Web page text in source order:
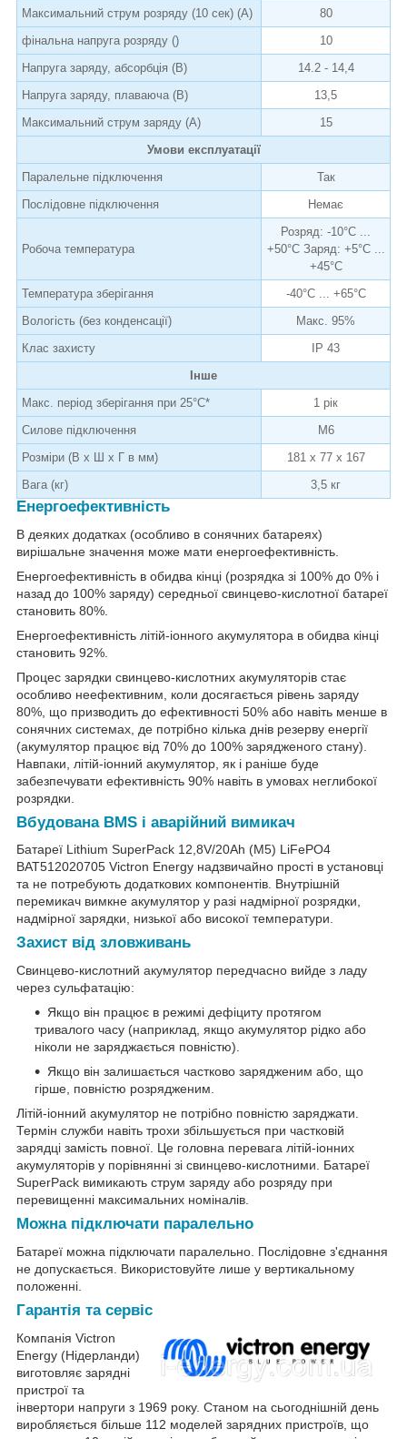
Максимальний струм розряду (10 сек) (А)
80
фінальна напруга розряду ()
10
Напруга заряду, абсорбція (В)
14.2 - 14,4
Напруга заряду, плаваюча (В)
13,5
Максимальний струм заряду (А)
15
Умови експлуатації
Паралельне підключення
Так
Послідовне підключення
Немає
Робоча температура
Розряд: -10°C ...
+50°C Заряд: +5°C ...
+45°C
Температура зберігання
-40°C ... +65°C
Вологість (без конденсації)
Макс. 95%
Клас захисту
IP 43
Інше
Макс. період зберігання при 25°C*
1 рік
Силове підключення
M6
Розміри (В х Ш х Г в мм)
181 x 77 x 167
Вага (кг)
3,5 кг
Енергоефективність
В деяких додатках (особливо в сонячних батареях)
вирішальне значення може мати енергоефективність.
Енергоефективність в обидва кінці (розрядка зі 100% до 0% і
назад до 100% заряду) середньої свинцево-кислотної батареї
становить 80%.
Енергоефективність літій-іонного акумулятора в обидва кінці
становить 92%.
Процес зарядки свинцево-кислотних акумуляторів стає
особливо неефективним, коли досягається рівень заряду
80%, що призводить до ефективності 50% або навіть менше в
сонячних системах, де потрібно кілька днів резерву енергії
(акумулятор працює від 70% до 100% зарядженого стану).
Навпаки, літій-іонний акумулятор, як і раніше буде
забезпечувати ефективність 90% навіть в умовах неглибокої
розрядки.
Вбудована BMS і аварійний вимикач
Батареї Lithium SuperPack 12,8V/20Ah (M5) LiFePO4
BAT512020705 Victron Energy надзвичайно прості в установці
та не потребують додаткових компонентів. Внутрішній
перемикач вимкне акумулятор у разі надмірної розрядки,
надмірної зарядки, низької або високої температури.
Захист від зловживань
Свинцево-кислотний акумулятор передчасно вийде з ладу
через сульфатацію:
Якщо він працює в режимі дефіциту протягом
тривалого часу (наприклад, якщо акумулятор рідко або
ніколи не заряджається повністю).
Якщо він залишається частково зарядженим або, що
гірше, повністю розрядженим.
Літій-іонний акумулятор не потрібно повністю заряджати.
Термін служби навіть трохи збільшується при частковій
зарядці замість повної. Це головна перевага літій-іонних
акумуляторів у порівнянні зі свинцево-кислотними. Батареї
SuperPack вимикають струм заряду або розряду при
перевищенні максимальних номіналів.
Можна підключати паралельно
Батареї можна підключати паралельно. Послідовне з'єднання
не допускається. Використовуйте лише у вертикальному
положенні.
Гарантія та сервіс
Компанія Victron
Energy (Нідерланди)
виготовляє зарядні
пристрої та
інвертори напруги з 1969 року. Станом на сьогоднішній день
виробляється більше 112 моделей зарядних пристроїв, що